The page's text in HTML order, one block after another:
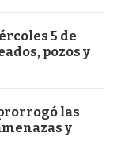
5 de
pozos y
las
y